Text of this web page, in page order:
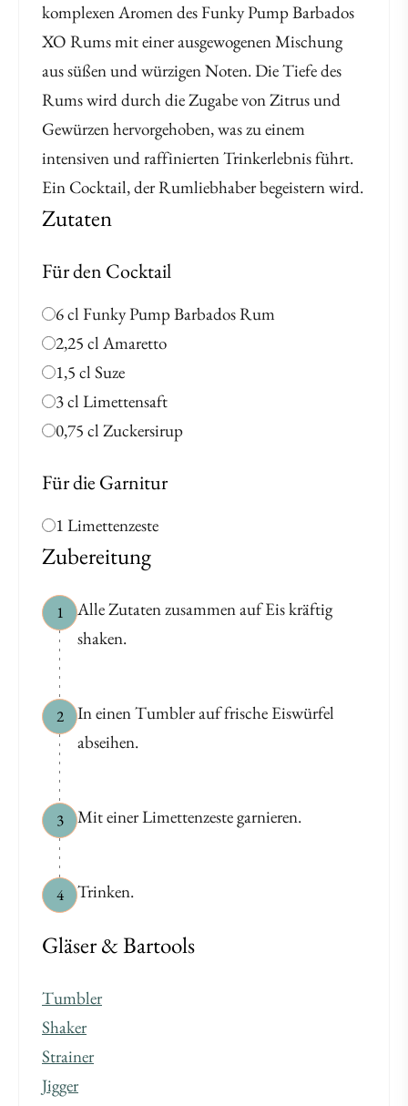
komplexen Aromen des Funky Pump Barbados
XO Rums mit einer ausgewogenen Mischung
aus süßen und würzigen Noten. Die Tiefe des
Rums wird durch die Zugabe von Zitrus und
Gewürzen hervorgehoben, was zu einem
intensiven und raffinierten Trinkerlebnis führt.
Ein Cocktail, der Rumliebhaber begeistern wird.
Zutaten
Für den Cocktail
6 cl Funky Pump Barbados Rum
2,25 cl Amaretto
1,5 cl Suze
3 cl Limettensaft
0,75 cl Zuckersirup
Für die Garnitur
1 Limettenzeste
Zubereitung
1
Alle Zutaten zusammen auf Eis kräftig
shaken.
2
In einen Tumbler auf frische Eiswürfel
abseihen.
3 Mit einer Limettenzeste garnieren.
4 Trinken.
Gläser & Bartools
Tumbler
Shaker
Strainer
Jigger